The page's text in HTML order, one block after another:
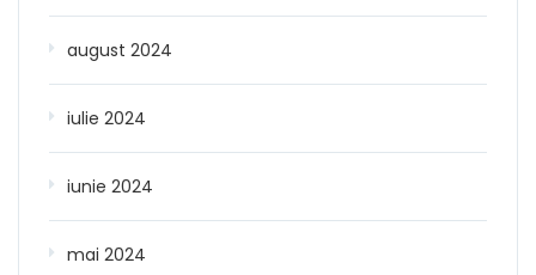
august 2024
iulie 2024
iunie 2024
mai 2024